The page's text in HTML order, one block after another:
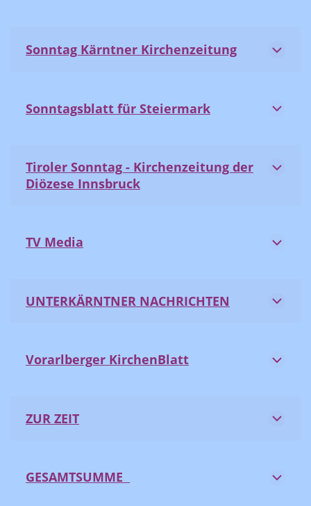
Sonntag Kärntner Kirchenzeitung
Sonntagsblatt für Steiermark
Tiroler Sonntag - Kirchenzeitung der
Diözese Innsbruck
TV Media
UNTERKÄRNTNER NACHRICHTEN
Vorarlberger KirchenBlatt
ZUR ZEIT
GESAMTSUMME